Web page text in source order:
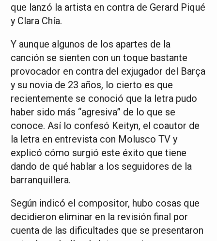
que lanzó la artista en contra de Gerard Piqué
y Clara Chía.
Y aunque algunos de los apartes de la
canción se sienten con un toque bastante
provocador en contra del exjugador del Barça
y su novia de 23 años, lo cierto es que
recientemente se conoció que la letra pudo
haber sido más “agresiva” de lo que se
conoce. Así lo confesó Keityn, el coautor de
la letra en entrevista con Molusco TV y
explicó cómo surgió este éxito que tiene
dando de qué hablar a los seguidores de la
barranquillera.
Según indicó el compositor, hubo cosas que
decidieron eliminar en la revisión final por
cuenta de las dificultades que se presentaron